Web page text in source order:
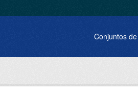
Conjuntos